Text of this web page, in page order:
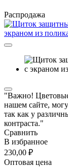
Распродажа
"Важно!
нашем сайте,
так как у
контраста."
Сравнить
В избранное
230,00 ₽
Оптовая цена